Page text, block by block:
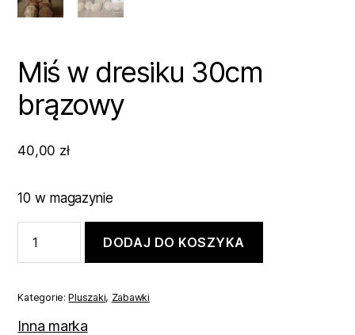
Miś w dresiku 30cm
brązowy
40,00 zł
10 w magazynie
Miś
w
30cm
brązowy
DODAJ DO KOSZYKA
Kategorie:Pluszaki, Zabawki
Inna marka